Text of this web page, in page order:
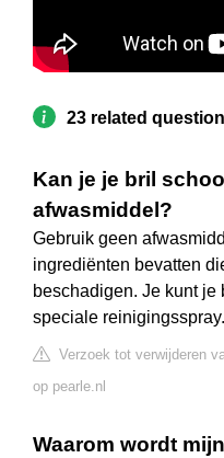
23 related
Kan je je bril
afwasmiddel?
Gebruik geen
ingrediënten bevatten
beschadigen. Je kunt
speciale reinigingsspray.
Verzoek tot verwijderen
op pearle.nl
Waarom wordt